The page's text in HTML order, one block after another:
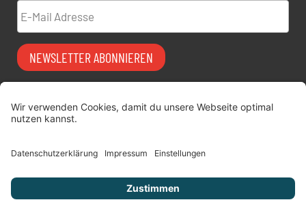
E-Mail Adresse
NEWSLETTER ABONNIEREN
Vermiet-Partner
digitimes | blog
Über uns
FAQ
Datenschutz
AGB